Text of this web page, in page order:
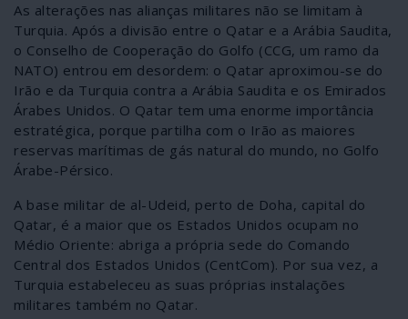
As alterações nas alianças militares não se limitam à
Turquia. Após a divisão entre o Qatar e a Arábia Saudita,
o Conselho de Cooperação do Golfo (CCG, um ramo da
NATO) entrou em desordem: o Qatar aproximou-se do
Irão e da Turquia contra a Arábia Saudita e os Emirados
Árabes Unidos. O Qatar tem uma enorme importância
estratégica, porque partilha com o Irão as maiores
reservas marítimas de gás natural do mundo, no Golfo
Árabe-Pérsico.
A base militar de al-Udeid, perto de Doha, capital do
Qatar, é a maior que os Estados Unidos ocupam no
Médio Oriente: abriga a própria sede do Comando
Central dos Estados Unidos (CentCom). Por sua vez, a
Turquia estabeleceu as suas próprias instalações
militares também no Qatar.